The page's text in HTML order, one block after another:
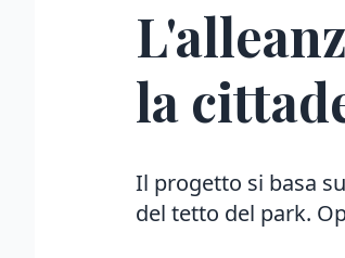
la
Il progetto si basa
del tetto del park.